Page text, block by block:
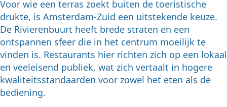
Voor wie een terras zoekt buiten de toeristische
drukte, is Amsterdam-Zuid een uitstekende keuze.
De Rivierenbuurt heeft brede straten en een
ontspannen sfeer die in het centrum moeilijk te
vinden is. Restaurants hier richten zich op een lokaal
en veeleisend publiek, wat zich vertaalt in hogere
kwaliteitsstandaarden voor zowel het eten als de
bediening.